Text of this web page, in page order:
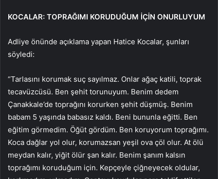
KOCALAR: TOPRAĞIMI KORUDUĞUM İÇİN ONURLUYUM
Adliye önünde açıklama yapan Hatice Kocalar, şunları
söyledi:
“Tarlasını korumak suç sayılmaz. Onlar ağaç katili, toprak
tecavüzcüsü. Ben şehit torunuyum. Benim dedem
Çanakkale’de toprağını korurken şehit düşmüş. Benim
babam 5 yaşında babasız kaldı. Beni bununla eğitti. Ben
eğitim görmedim. Öğüt gördüm. Ben koruyorum toprağımı.
Koca dağlar yol olur, korumazsan yeşil ova çöl olur. At ölü
meydan kalır, yiğit ölür şan kalır. Benim şanım kalsın
toprağımı koruduğum için. Kepçeyle çiğneyecek oldular,